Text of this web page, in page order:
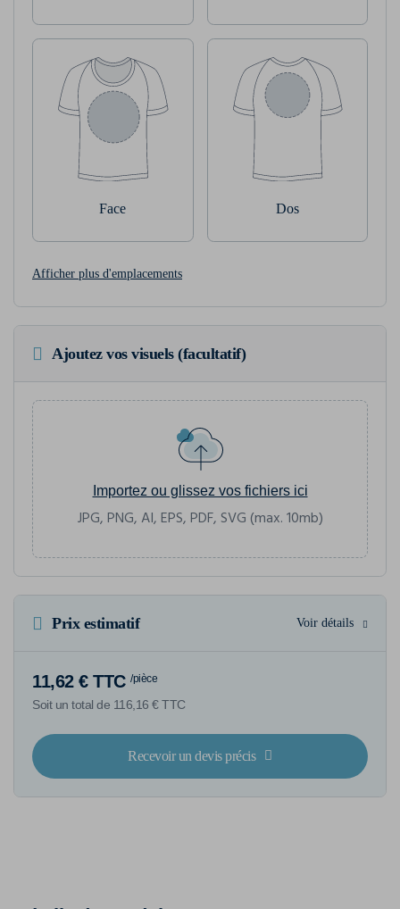
Face Dos
Afficher plus d'emplacements
Ajoutez vos visuels (facultatif)
Importez ou glissez vos fichiers ici
JPG, PNG, AI, EPS, PDF, SVG (max. 10mb)
Prix estimatif Voir détails
11,62 € TTC /pièce
Soit un total de 116,16 € TTC
Recevoir un devis précis